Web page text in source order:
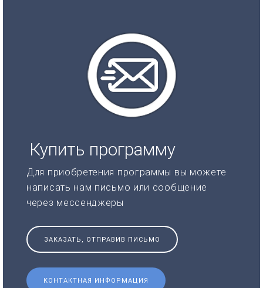
Купить программу
Для приобретения программы вы можете
написать нам письмо или сообщение
через мессенджеры
ЗАКАЗАТЬ, ОТПРАВИВ ПИСЬМО
КОНТАКТНАЯ ИНФОРМАЦИЯ